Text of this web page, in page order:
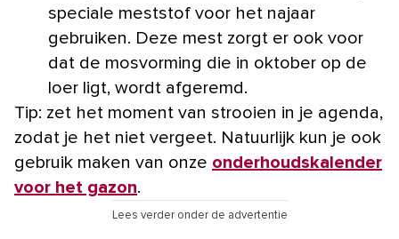
speciale meststof voor het najaar
gebruiken. Deze mest zorgt er ook voor
dat de mosvorming die in oktober op de
loer ligt, wordt afgeremd.
Tip: zet het moment van strooien in je agenda,
zodat je het niet vergeet. Natuurlijk kun je ook
gebruik maken van onze onderhoudskalender
voor het gazon.
Lees verder onder de advertentie